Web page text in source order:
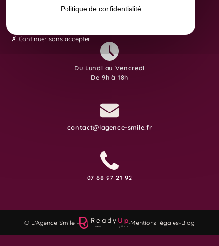
8 Avenue Yves Brunaud
Du Lundi au Vendredi
De 9h à 18h
contact@lagence-smile.fr
07 68 97 21 92
© L'Agence Smile - -Mentions légales-Blog
Politique de confidentialité
Continuer sans accepter